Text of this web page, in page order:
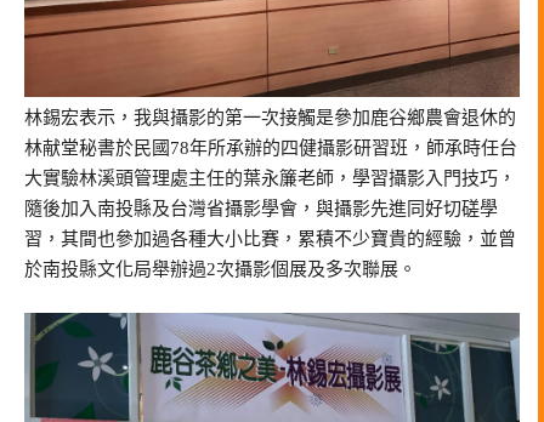
林錫宏表示，我與攝影的第一次接觸是參加鹿谷鄉農會退休的
林献堂秘書於民國78年所承辦的四健攝影研習班，師承時任台
大實驗林溪頭管理處主任的葉永簾老師，學習攝影入門技巧，
隨後加入南投縣及台灣省攝影學會，與攝影先進同好切磋學
習，其間也參加過各種大小比賽，累積不少寶貴的經驗，並曾
於南投縣文化局舉辦過2次攝影個展及多次聯展。